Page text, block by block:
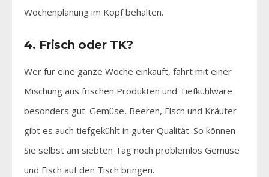
Wochenplanung im Kopf behalten.
4. Frisch oder TK?
Wer für eine ganze Woche einkauft, fährt mit einer
Mischung aus frischen Produkten und Tiefkühlware
besonders gut. Gemüse, Beeren, Fisch und Kräuter
gibt es auch tiefgekühlt in guter Qualität. So können
Sie selbst am siebten Tag noch problemlos Gemüse
und Fisch auf den Tisch bringen.